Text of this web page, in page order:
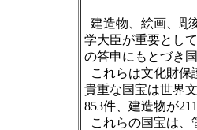
建造物、絵画、彫
学大臣が重要とし
の答申にもとづき
これらは文化財保
貴重な国宝は世界
853件、建造物が
これらの国宝は、